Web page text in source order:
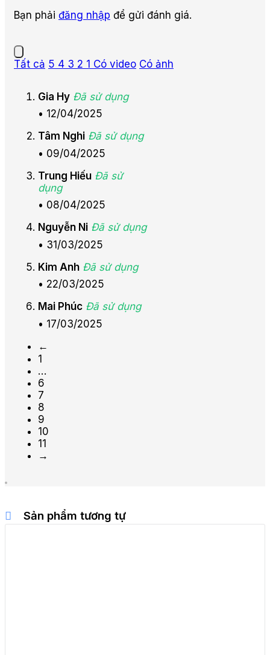
Bạn phải đăng nhập để gửi đánh giá.
Tất cả 5 4 3 2 1 Có video Có ảnh
Gia Hy Đã sử dụng
• 12/04/2025
Tâm Nghi Đã sử dụng
• 09/04/2025
Trung Hiếu Đã sử
dụng
• 08/04/2025
Nguyễn Ni Đã sử dụng
• 31/03/2025
Kim Anh Đã sử dụng
• 22/03/2025
Mai Phúc Đã sử dụng
• 17/03/2025
←
1
…
6
7
8
9
10
11
→
Sản phẩm tương tự